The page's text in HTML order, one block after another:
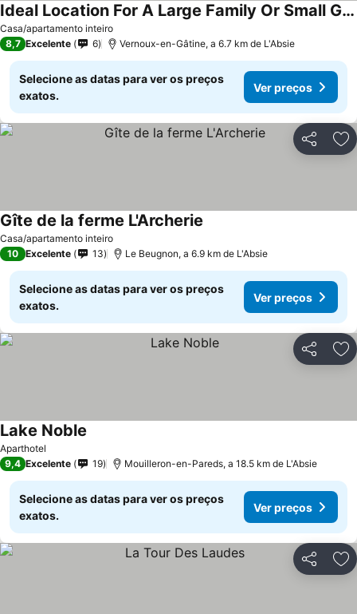
Casa/apartamento inteiro
Ideal Location For A Large Family Or Small Group, 8 People, In A Quiet Hamlet
Ver preços
8,7 Excelente 6 Vernoux-en-Gâtine, a 6.7 km de L'Absie
Selecione as datas para ver os preços
exatos.
Ver preços
Partilhar
Casa/apartamento inteiro
Gîte de la ferme L'Archerie
10 Excelente 13 Le Beugnon, a 6.9 km de L'Absie
Selecione as datas para ver os preços
exatos.
Ver preços
Partilhar
Aparthotel
Lake Noble
9,4 Excelente 19 Mouilleron-en-Pareds, a 18.5 km de L'Absie
Selecione as datas para ver os preços
exatos.
Ver preços
Partilhar